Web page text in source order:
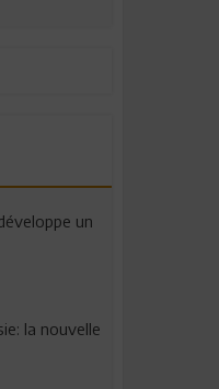
un
la nouvelle